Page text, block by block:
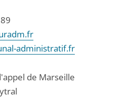
administratif.fr
de Marseille